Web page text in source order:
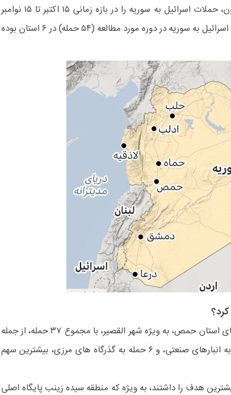
داد. در همین راستا مرکز مطالعات معاصر حرمون، حملات اسرائیل به سوریه را در بازه زمانی ۱۵ اکتبر تا ۱۵ نوامبر
۲۰۲۴، رصد و اعلام کرد تعداد کل حملات هوایی اسرائیل به سوریه در دوره مورد مطالعه (۵۴ حمله) در ۶ استان بوده
برابر بررسی مرکز مطالعات معاصر حرمون شهرهای استان حمص، به ویژه شهر القصیر، با مجموع ۳۷ حمله، از جمله
۱۸ حمله به پل ها و جاده های اصلی، ۱۱ حمله به انبارهای صنعتی، و ۶ حمله به گذرگاه های مرزی، بیشترین سهم
هدف را داشتند، به ویژه که منطقه سیده زینب پایگاه اصلی